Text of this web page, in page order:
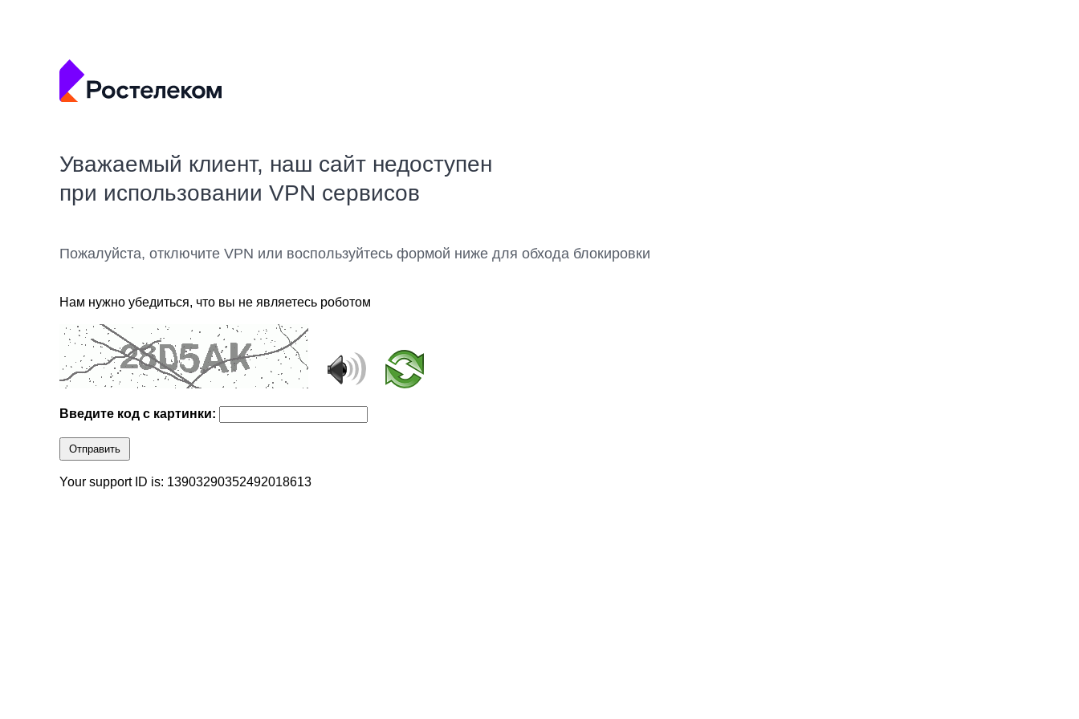
Уважаемый клиент, наш сайт недоступен
при использовании VPN сервисов
Пожалуйста, отключите VPN или воспользуйтесь формой ниже для обхода блокировки
Нам нужно убедиться, что вы не являетесь роботом
Введите код с картинки:
Отправить
Your support ID is: 13903290352492018613